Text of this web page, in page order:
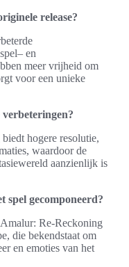
release?
en
meer vrijheid om
voor een unieke
hogere resolutie,
waardoor de
aanzienlijk is
spel gecomponeerd?
Re-Reckoning
die bekendstaat om
en emoties van het